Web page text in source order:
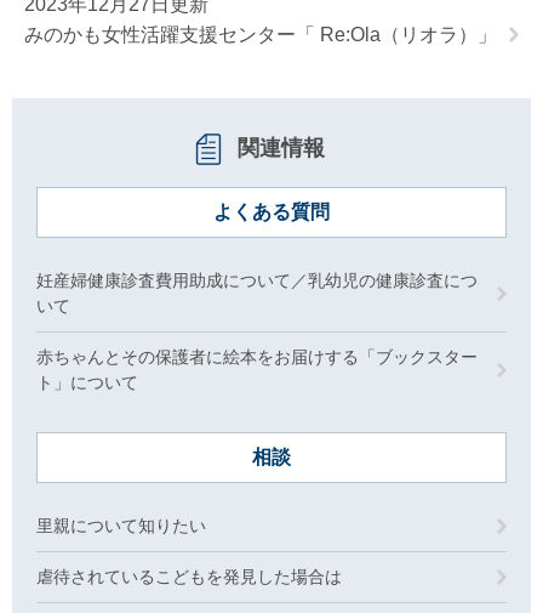
2023年12月27日更新
みのかも女性活躍支援センター「 Re:Ola（リオラ）」
関連情報
よくある質問
妊産婦健康診査費用助成について／乳幼児の健康診査につ
いて
赤ちゃんとその保護者に絵本をお届けする「ブックスター
ト」について
相談
里親について知りたい
虐待されているこどもを発見した場合は